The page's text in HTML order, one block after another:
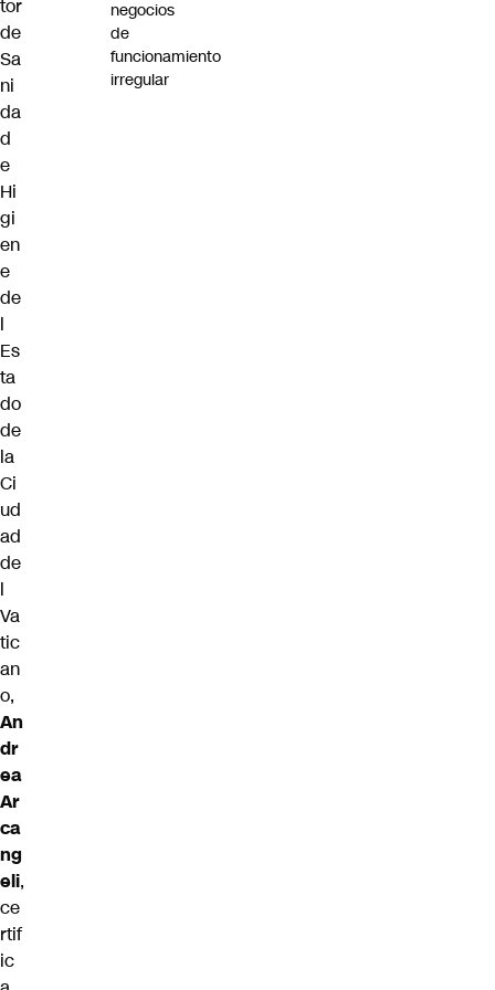
tor
de
Sa
ni
da
d
e
Hi
gi
en
e
de
l
Es
ta
do
de
la
Ci
ud
ad
de
l
Va
tic
an
o,
An
dr
ea
Ar
ca
ng
eli,
ce
rtif
ic
negocios
de
funcionamiento
irregular